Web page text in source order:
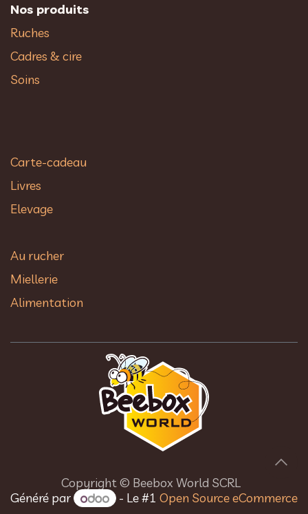
Nos produits
Ruches
Cadres & cire
Soins
Carte-cadeau
Livres
Elevage
Au rucher​
Miellerie
Alimentation
Copyright © Beebox World SCRL
Généré par
- Le #1 Open Source eCommerce